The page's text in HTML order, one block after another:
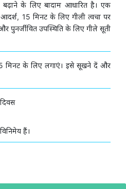
के लिए बादाम आधारित है। एक
15 मिनट के लिए गीली त्वचा पर
उपस्थिति के लिए गीले सूती
मिनट के लिए लगाएं। इसे सूखने दें और
हैं।